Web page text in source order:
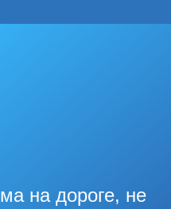
на дороге, не